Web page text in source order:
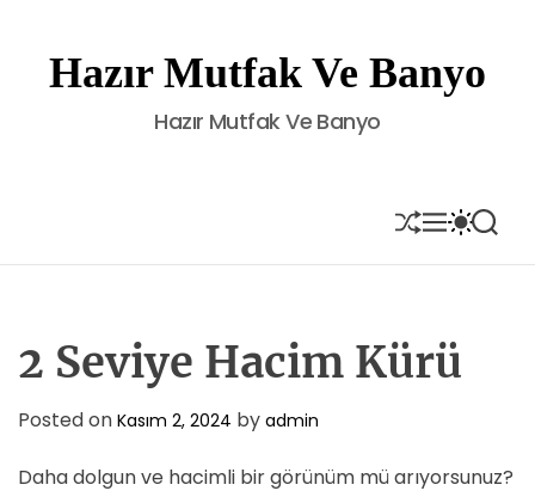
t
Hazır Mutfak Ve Banyo
Hazır Mutfak Ve Banyo
S
H
U
E
M
E
N
S
W
I
C
O
O
S
E
A
2 Seviye Hacim Kürü
Posted on Kasım 2, 2024 by admin
Daha dolgun ve hacimli bir görünüm mü arıyorsunuz?